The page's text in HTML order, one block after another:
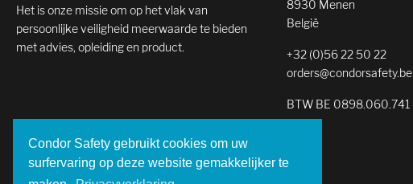
Condor Safety gebruikt cookies om uw
surfervaring op deze website gemakkelijker te
Het is onze missie om op het vlak van
persoonlijke veiligheid meerwaarde te bieden
met advies, opleiding en product.
8930 Menen
België
+32 (0)56 22 50 22
orders@condorsafety.be
BTW BE 0898.060.741